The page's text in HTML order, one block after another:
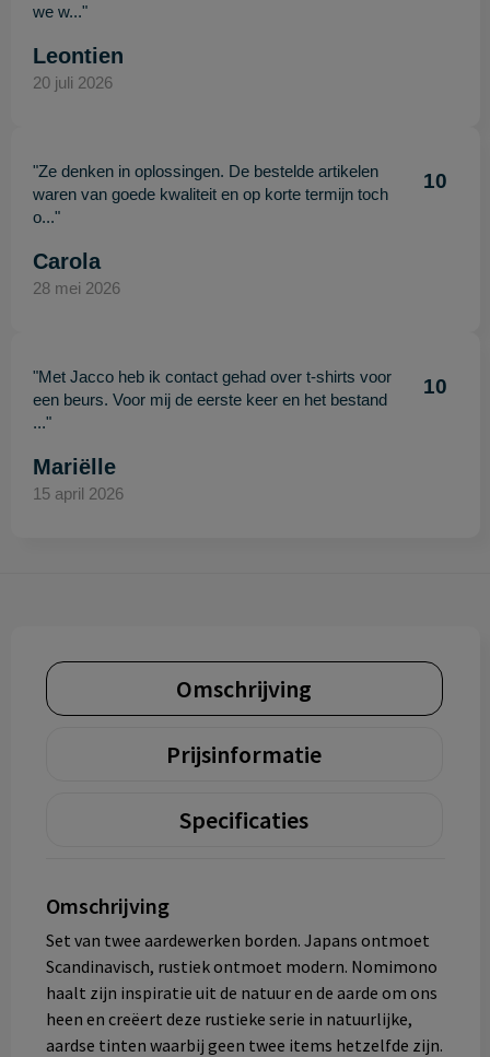
we w..."
Leontien
20 juli 2026
"Ze denken in oplossingen. De bestelde artikelen
waren van goede kwaliteit en op korte termijn toch
o..."
10
Carola
28 mei 2026
"Met Jacco heb ik contact gehad over t-shirts voor
een beurs. Voor mij de eerste keer en het bestand
..."
10
Mariëlle
15 april 2026
Omschrijving
Prijsinformatie
Specificaties
Omschrijving
Set van twee aardewerken borden. Japans ontmoet
Scandinavisch, rustiek ontmoet modern. Nomimono
haalt zijn inspiratie uit de natuur en de aarde om ons
heen en creëert deze rustieke serie in natuurlijke,
aardse tinten waarbij geen twee items hetzelfde zijn.